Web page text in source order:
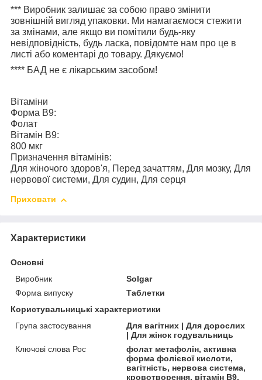
*** Виробник залишає за собою право змінити
зовнішній вигляд упаковки. Ми намагаємося стежити
за змінами, але якщо ви помітили будь-яку
невідповідність, будь ласка, повідомте нам про це в
листі або коментарі до товару. Дякуємо!
**** БАД не є лікарським засобом!
Вітаміни
Форма B9:
Фолат
Вітамін В9:
800 мкг
Призначення вітамінів:
Для жіночого здоров'я, Перед зачаттям, Для мозку, Для
нервової системи, Для судин, Для серця
Приховати
Характеристики
Основні
Виробник
Solgar
Форма випуску
Таблетки
Користувальницькі характеристики
Група застосування
Для вагітних | Для дорослих
| Для жінок годувальниць
Ключові слова Рос
фолат метафолін, активна
форма фолієвої кислоти,
вагітність, нервова система,
кровотворення, вітамін B9,